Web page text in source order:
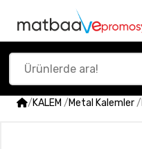
/KALEM /Metal Kalemler/